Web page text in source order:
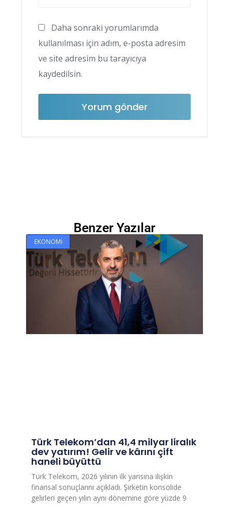
Daha sonraki yorumlarımda
kullanılması için adım, e-posta adresim
ve site adresim bu tarayıcıya
kaydedilsin.
Benzer Yazılar
EKONOMI
Türk Telekom’dan 41,4 milyar liralık
dev yatırım! Gelir ve kârını çift
haneli büyüttü
Türk Telekom, 2026 yılının ilk yarısına ilişkin
finansal sonuçlarını açıkladı. Şirketin konsolide
gelirleri geçen yılın aynı dönemine göre yüzde 9